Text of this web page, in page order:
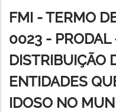
FMI - TERMO
0023 - PRODAL
DISTRIBUIÇÃO
ENTIDADES
IDOSO NO